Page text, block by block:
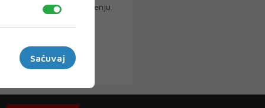
će vam pucati pri izvlačenju.
Sačuvaj